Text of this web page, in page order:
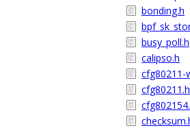
bonding.h
busy_poll.h
calipso.h
cfg80211-
cfg80211.h